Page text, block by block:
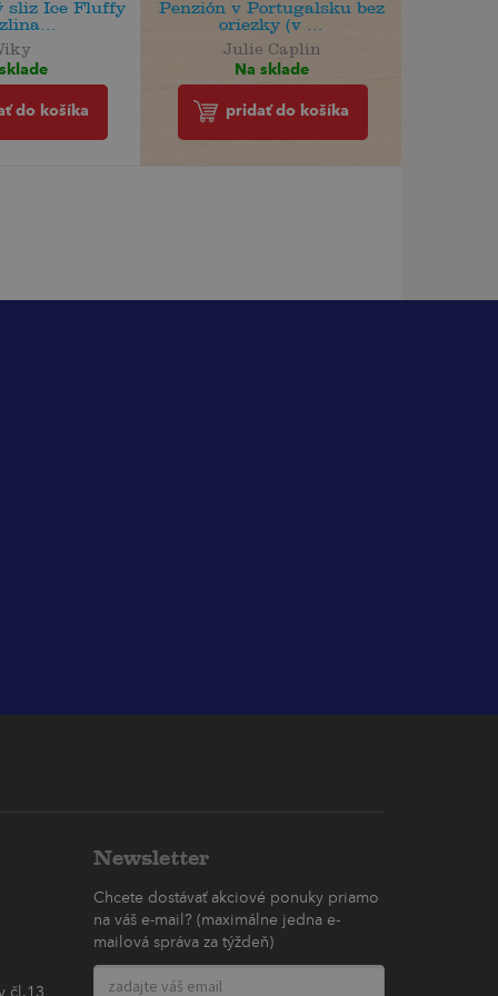
sliz Ice Fluffy
do košíka
Penzión v Portugalsku bez
oriezky (v ...
Julie Caplin
Na sklade
pridať do košíka
čl.13
Newsletter
Chcete dostávať akciové ponuky priamo
na váš e-mail? (maximálne jedna e-
mailová správa za týždeň)